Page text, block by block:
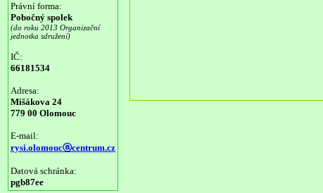
Právní forma:
Pobočný spolek
(do roku 2013 Organizační
jednotka sdružení)
IČ:
66181534
Adresa:
Mišákova 24
779 00 Olomouc
E-mail:
rysi.olomoucⓐcentrum.cz
Datová schránka:
pgb87ee